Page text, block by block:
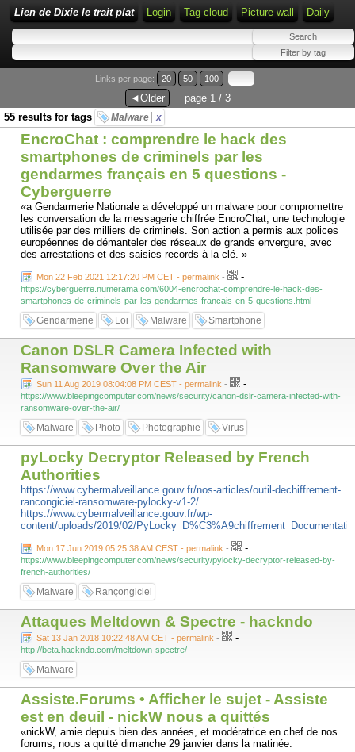
Lien de Dixie le trait plat Login Tag cloud Picture wall Daily
Links per page: 20 50 100
◄Older
page 1 / 3
55 results for tags
Malware x
EncroChat : comprendre le hack des
smartphones de criminels par les
gendarmes français en 5 questions -
Cyberguerre
«a Gendarmerie Nationale a développé un malware pour compromettre
les conversation de la messagerie chiffrée EncroChat, une technologie
utilisée par des milliers de criminels. Son action a permis aux polices
européennes de démanteler des réseaux de grands envergure, avec
des arrestations et des saisies records à la clé. »
Mon 22 Feb 2021 12:17:20 PM CET - permalink - -
https://cyberguerre.numerama.com/6004-encrochat-comprendre-le-hack-des-
smartphones-de-criminels-par-les-gendarmes-francais-en-5-questions.html
Gendarmerie Loi Malware Smartphone
Canon DSLR Camera Infected with
Ransomware Over the Air
Sun 11 Aug 2019 08:04:08 PM CEST - permalink - -
https://www.bleepingcomputer.com/news/security/canon-dslr-camera-infected-with-
ransomware-over-the-air/
Malware Photo Photographie Virus
pyLocky Decryptor Released by French
Authorities
https://www.cybermalveillance.gouv.fr/nos-articles/outil-dechiffrement-
rancongiciel-ransomware-pylocky-v1-2/
https://www.cybermalveillance.gouv.fr/wp-
content/uploads/2019/02/
Mon 17 Jun 2019 05:25:38 AM CEST - permalink - -
https://www.bleepingcomputer.com/news/security/pylocky-decryptor-released-by-
french-authorities/
Malware Rançongiciel
Attaques Meltdown & Spectre - hackndo
Sat 13 Jan 2018 10:22:48 AM CET - permalink - -
http://beta.hackndo.com/meltdown-spectre/
Malware
Assiste.Forums • Afficher le sujet - Assiste
est en deuil - nickW nous a quittés
«nickW, amie depuis bien des années, et modératrice en chef de nos
forums, nous a quitté dimanche 29 janvier dans la matinée.